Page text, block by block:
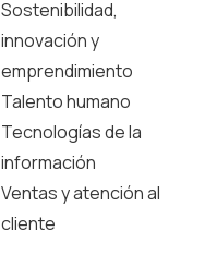
Sostenibilidad,
innovación y
emprendimiento
Talento humano
Tecnologías de la
información
Ventas y atención al
cliente